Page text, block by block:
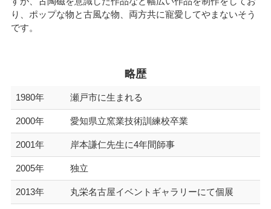
り、ポップな物と古風な物、両方共に寵愛してやまないそう
です。
略歴
1980年 瀬戸市に生まれる
2000年 愛知県立窯業技術訓練校卒業
2001年 岸本謙仁先生に4年間師事
2005年 独立
2013年 丸栄名古屋イベントギャラリーにて個展